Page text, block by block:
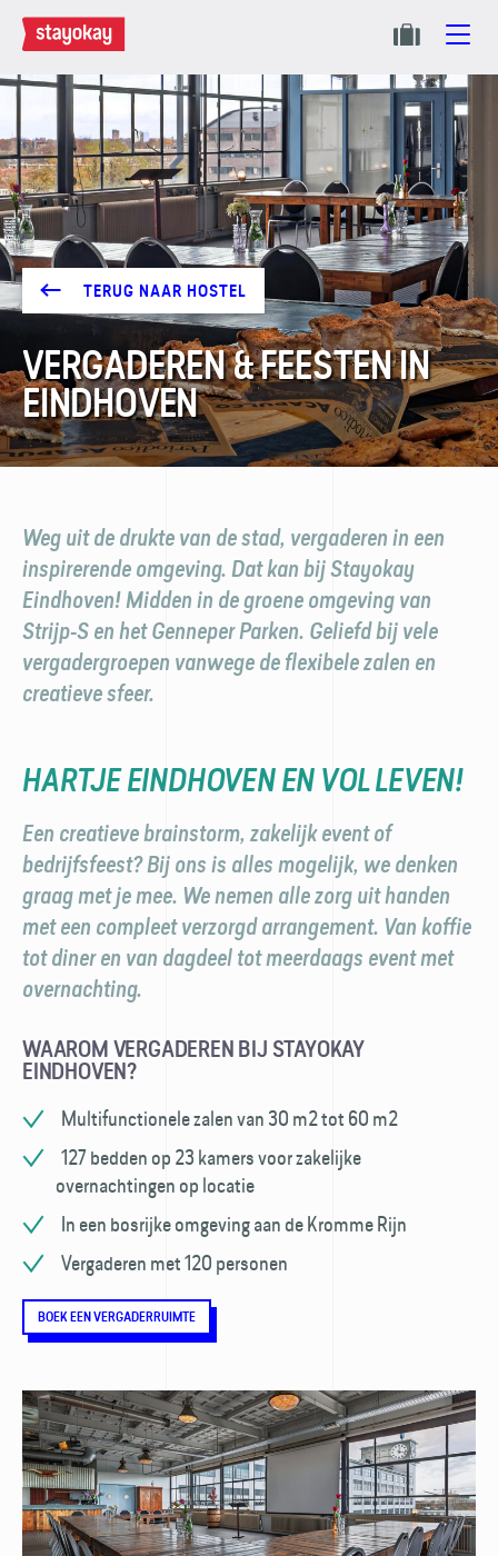
TERUG NAAR HOSTEL
VERGADEREN & FEESTEN IN
EINDHOVEN
Weg uit de drukte van de stad, vergaderen in een
inspirerende omgeving. Dat kan bij Stayokay
Eindhoven! Midden in de groene omgeving van
Strijp-S en het Genneper Parken. Geliefd bij vele
vergader­groepen vanwege de flexibele zalen en
creatieve sfeer.
HARTJE EINDHOVEN EN VOL LEVEN!
Een creatieve brainstorm, zakelijk event of
bedrijfsfeest? Bij ons is alles mogelijk, we denken
graag met je mee. We nemen alle zorg uit handen
met een compleet verzorgd arrangement. Van koffie
tot diner en van dagdeel tot meerdaags event met
overnachting.
WAAROM VERGADEREN BIJ STAYOKAY
EINDHOVEN?
Multifunctionele zalen van 30 m2 tot 60 m2
127 bedden op 23 kamers voor zakelijke
overnachtingen op locatie
In een bosrijke omgeving aan de Kromme Rijn
Vergaderen met 120 personen
BOEK EEN VERGADERRUIMTE